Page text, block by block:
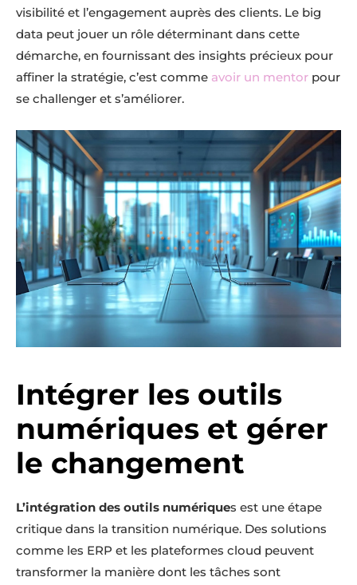
visibilité et l’engagement auprès des clients. Le big
data peut jouer un rôle déterminant dans cette
démarche, en fournissant des insights précieux pour
affiner la stratégie, c’est comme avoir un mentor pour
se challenger et s’améliorer.
Intégrer les outils
numériques et gérer
le changement
L’intégration des outils numériques est une étape
critique dans la transition numérique. Des solutions
comme les ERP et les plateformes cloud peuvent
transformer la manière dont les tâches sont